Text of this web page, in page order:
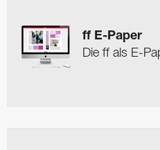
ff E-Paper
Die ff als E-